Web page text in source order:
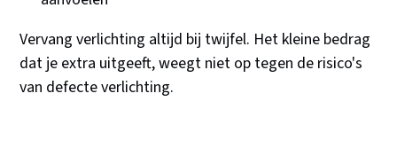
Vervang verlichting altijd bij twijfel. Het kleine bedrag
dat je extra uitgeeft, weegt niet op tegen de risico's
van defecte verlichting.